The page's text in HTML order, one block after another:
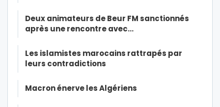
Deux animateurs de Beur FM sanctionnés
après une rencontre avec…
Les islamistes marocains rattrapés par
leurs contradictions
Macron énerve les Algériens